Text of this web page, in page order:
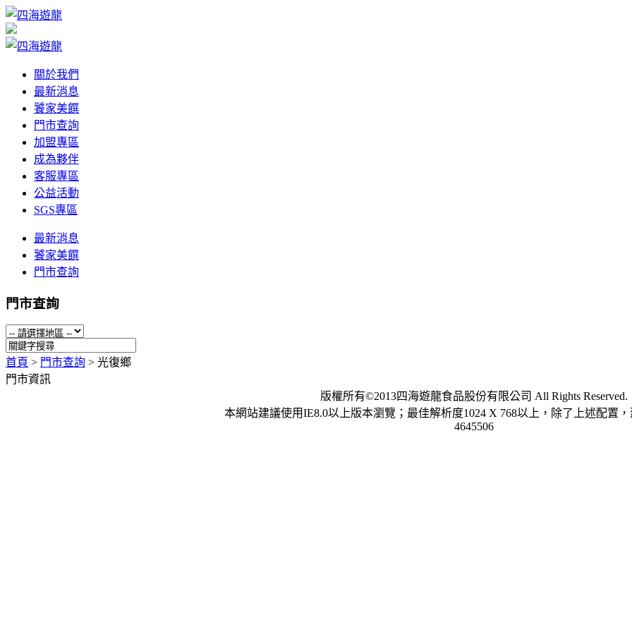
關於我們
最新消息
饕家美饌
門市查詢
加盟專區
成為夥伴
客服專區
公益活動
SGS專區
最新消息
饕家美饌
門市查詢
門市查詢
首頁 > 門市查詢 > 光復鄉
門市資訊
版權所有©2013四海遊龍食品股份有限公司 All Rights Reserved.
本網站建議使用IE8.0以上版本瀏覽；最佳解析度1024 X 768以上，除了上述配置，
4645506